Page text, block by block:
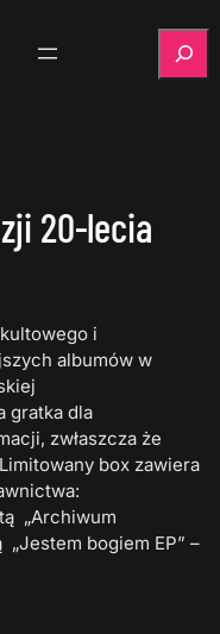
20-lecia
i
albumów w
gratka dla
zwłaszcza że
box zawiera
„Archiwum
bogiem EP” –